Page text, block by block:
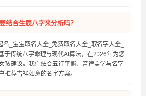
结合生辰八字来分析吗？
名_宝宝取名大全_免费取名大全_取名字大全_
于传统八字命理与现代AI算法，在2026年为您
孩建议。我们结合五行平衡、音律美学与名字
推荐吉祥如意的名字方案。